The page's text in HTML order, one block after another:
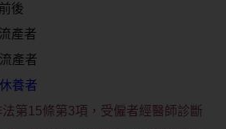
後
產者
產者
養者
第15條第3項，受僱者經醫師診斷